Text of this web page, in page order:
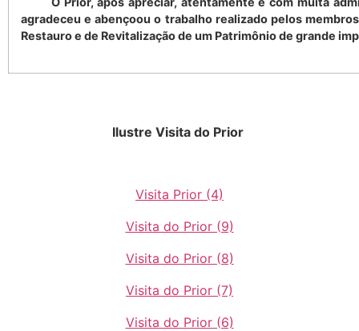
agradeceu e abençoou o trabalho realizado pelos
Restauro e de Revitalização de um Patrimônio de grande
Ilustre Visita do Prior
Visita Prior (4)
Visita do Prior (9)
Visita do Prior (8)
Visita do Prior (7)
Visita do Prior (6)